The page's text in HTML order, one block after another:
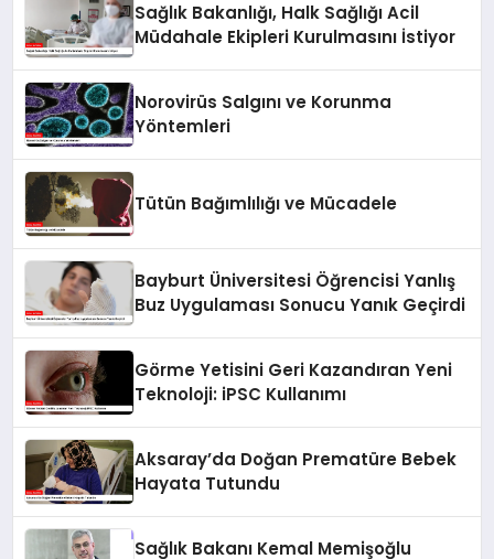
Sağlık Bakanlığı, Halk Sağlığı Acil
Müdahale Ekipleri Kurulmasını İstiyor
Norovirüs Salgını ve Korunma
Yöntemleri
Tütün Bağımlılığı ve Mücadele
Bayburt Üniversitesi Öğrencisi Yanlış
Buz Uygulaması Sonucu Yanık Geçirdi
Görme Yetisini Geri Kazandıran Yeni
Teknoloji: iPSC Kullanımı
Aksaray’da Doğan Prematüre Bebek
Hayata Tutundu
Sağlık Bakanı Kemal Memişoğlu